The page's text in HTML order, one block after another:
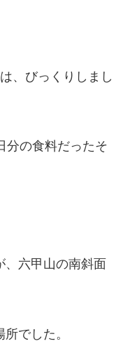
、びっくりしまし
分の食料だったそ
、六甲山の南斜面
でした。